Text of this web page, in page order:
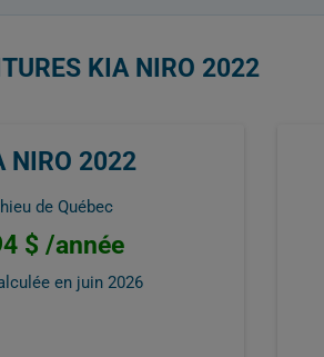
KIA NIRO 2022
NIRO 2022
de Québec
$ /année
en juin 2026